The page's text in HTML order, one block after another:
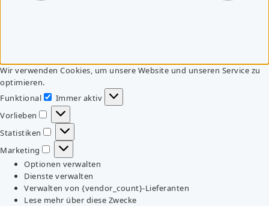
Wir verwenden Cookies, um unsere Website und unseren Service zu
optimieren.
Funktional
Funktional
Immer aktiv
Vorlieben
Vorlieben
Statistiken
Statistiken
Marketing
Marketing
Optionen verwalten
Dienste verwalten
Verwalten von {vendor_count}-Lieferanten
Lese mehr über diese Zwecke